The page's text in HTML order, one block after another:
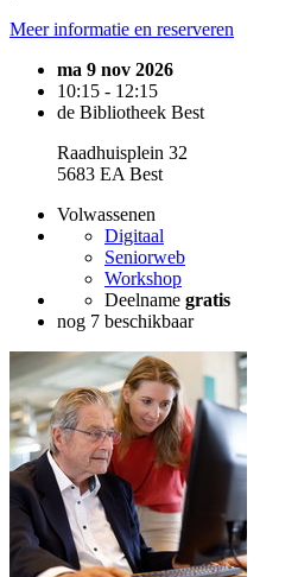
Meer informatie en reserveren
ma 9 nov 2026
10:15 - 12:15
de Bibliotheek Best
Raadhuisplein 32
5683 EA Best
Volwassenen
Digitaal
Seniorweb
Workshop
Deelname gratis
nog 7 beschikbaar